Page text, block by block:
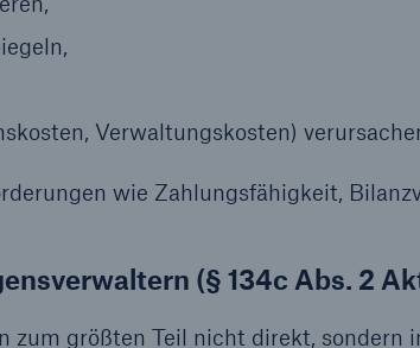
Verwaltungskosten)
wie Zahlungsfähigkeit,
(§ 134c Abs. 2
zum größten Teil nicht direkt, sondern